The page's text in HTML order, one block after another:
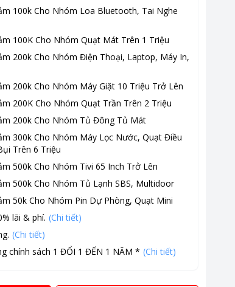
100k Cho Nhóm Loa Bluetooth, Tai Nghe
100K Cho Nhóm Quạt Mát Trên 1 Triệu
200k Cho Nhóm Điện Thoại, Laptop, Máy In,
200k Cho Nhóm Máy Giặt 10 Triệu Trở Lên
200K Cho Nhóm Quạt Trần Trên 2 Triệu
200k Cho Nhóm Tủ Đông Tủ Mát
300k Cho Nhóm Máy Lọc Nước, Quạt Điều
Trên 6 Triệu
500k Cho Nhóm Tivi 65 Inch Trở Lên
500k Cho Nhóm Tủ Lạnh SBS, Multidoor
50k Cho Nhóm Pin Dự Phòng, Quạt Mini
lãi & phí. (Chi tiết)
(Chi tiết)
chính sách 1 ĐỔI 1 ĐẾN 1 NĂM * (Chi tiết)